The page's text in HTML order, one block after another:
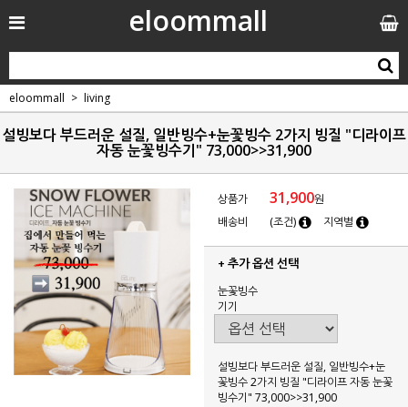
eloommall
eloommall living
설빙보다 부드러운 설질, 일반빙수+눈꽃빙수 2가지 빙질 "디라이프
자동 눈꽃빙수기" 73,000>>31,900
상품가 31,900원
배송비
(조건) 지역별
+ 추가 옵션 선택
눈꽃빙수
기기
설빙보다 부드러운 설질, 일반빙수+눈
꽃빙수 2가지 빙질 "디라이프 자동 눈꽃
빙수기" 73,000>>31,900